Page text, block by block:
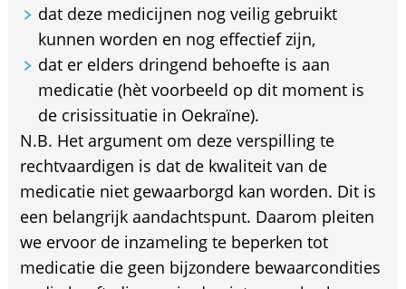
dat deze medicijnen nog veilig gebruikt
kunnen worden en nog effectief zijn,
dat er elders dringend behoefte is aan
medicatie (hèt voorbeeld op dit moment is
de crisissituatie in Oekraïne).
N.B. Het argument om deze verspilling te
rechtvaardigen is dat de kwaliteit van de
medicatie niet gewaarborgd kan worden. Dit is
een belangrijk aandachtspunt. Daarom pleiten
we ervoor de inzameling te beperken tot
medicatie die geen bijzondere bewaarcondities